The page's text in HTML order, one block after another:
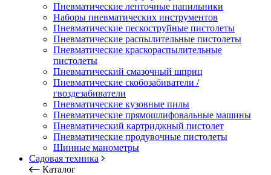
Пневматические ленточные напильники
Наборы пневматических инструментов
Пневматические пескоструйные пистолеты
Пневматические распылительные пистолеты
Пневматические краскораспылительные
пистолеты
Пневматический смазочный шприц
Пневматические скобозабиватели /
гвоздезабиватели
Пневматические кузовные пилы
Пневматические прямошлифовальные машины
Пневматический картриджный пистолет
Пневматические продувочные пистолеты
Шинные манометры
Садовая техника
Каталог